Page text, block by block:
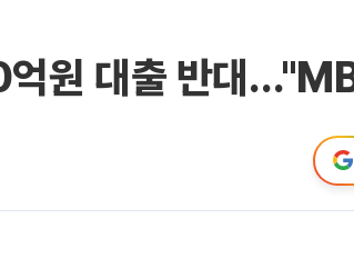
원 대출 반대